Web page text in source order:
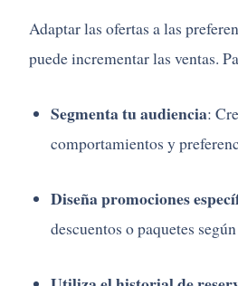
Adaptarlas ofertas alas
puedeincrementarlas ventas.
Segmentatuaudiencia:
comportamientos y
Diseñapromociones
descuentos opaquetes según